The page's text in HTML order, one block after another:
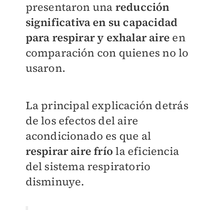
presentaron una reducción
significativa en su capacidad
para respirar y exhalar aire en
comparación con quienes no lo
usaron.
La principal explicación detrás
de los efectos del aire
acondicionado es que al
respirar aire frío la eficiencia
del sistema respiratorio
disminuye.